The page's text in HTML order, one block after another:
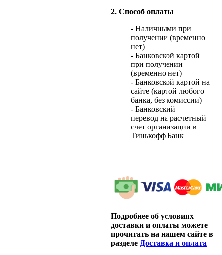
2. Способ оплаты
- Наличными при
получении (временно
нет)
- Банковской картой
при получении
(временно нет)
- Банковской картой на
сайте (картой любого
банка, без комиссии)
- Банковский
перевод на расчетный
счет организации в
Тинькофф Банк
Подробнее об условиях
доставки и оплаты можете
прочитать на нашем сайте в
разделе Доставка и оплата